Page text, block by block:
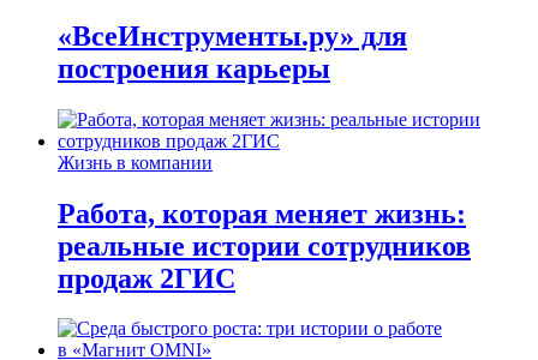
«ВсеИнструменты.ру» для
построения карьеры
Жизнь в компании
Работа, которая меняет жизнь:
реальные истории сотрудников
продаж 2ГИС